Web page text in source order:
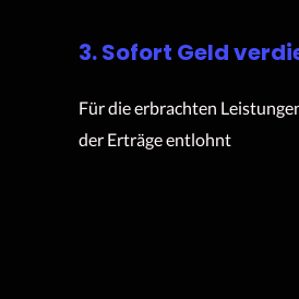
3. Sofort Geld
Für die erbrachten
der Erträge entlohnt